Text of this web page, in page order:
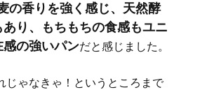
の香りを強く感じ、天然酵
り、もちもちの食感もユニ
の強いパンだと感じました。
じゃなきゃ！というところまで